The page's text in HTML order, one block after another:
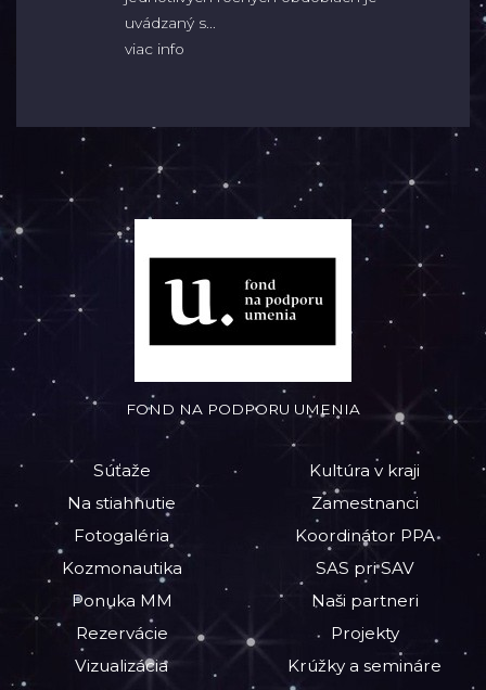
uvádzaný s...
viac info
FOND NA PODPORU UMENIA
Súťaže
Na stiahnutie
Fotogaléria
Kozmonautika
Ponuka MM
Rezervácie
Vizualizácia
Kultúra v kraji
Zamestnanci
Koordinátor PPA
SAS pri SAV
Naši partneri
Projekty
Krúžky a semináre